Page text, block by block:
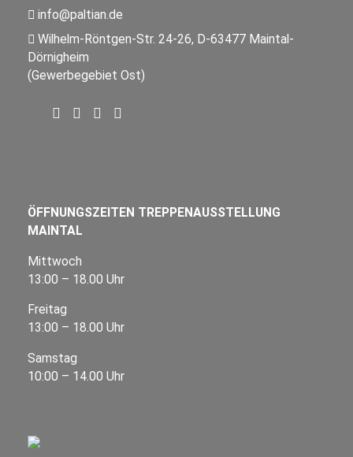
info@paltian.de
Wilhelm-Röntgen-Str. 24-26, D-63477 Maintal-
Dörnigheim
(Gewerbegebiet Ost)
ÖFFNUNGSZEITEN TREPPENAUSSTELLUNG
MAINTAL
Mittwoch
13:00 – 18.00 Uhr
Freitag
13:00 – 18.00 Uhr
Samstag
10:00 – 14.00 Uhr